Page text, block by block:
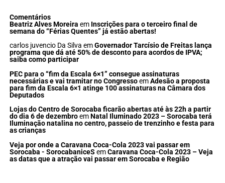
Comentários
Beatriz Alves Moreira em Inscrições para o terceiro final de
semana do “Férias Quentes” já estão abertas!
carlos juvencio Da Silva emGovernador Tarcísio de Freitas lança
programa que dá até 50% de desconto para acordos de IPVA;
saiba como participar
PEC para o “fim da Escala 6×1” consegue assinaturas
necessárias e vai tramitar no CongressoemAdesão a proposta
para fim da Escala 6×1 atinge 100 assinaturas na Câmara dos
Deputados
Lojas do Centro de Sorocaba ficarão abertas até às 22h a partir
do dia 6 de dezembroemNatal Iluminado 2023 – Sorocaba terá
Iluminação natalina no centro, passeio de trenzinho e festa para
as crianças
Veja por onde a Caravana Coca-Cola 2023 vai passar em
Sorocaba - SorocabaniceS emCaravana Coca-Cola 2023 – Veja
as datas que a atração vai passar em Sorocaba e Região